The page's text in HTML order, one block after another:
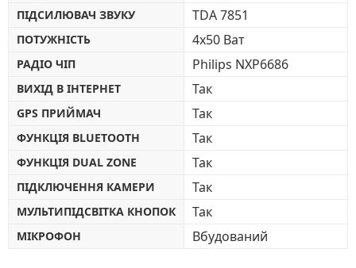
ПІДСИЛЮВАЧ ЗВУКУ TDA 7851
ПОТУЖНІСТЬ 4х50 Ват
РАДІО ЧІП Philips NXP6686
ВИХІД В ІНТЕРНЕТ Так
GPS ПРИЙМАЧ Так
ФУНКЦІЯ BLUETOOTH Так
ФУНКЦІЯ DUAL ZONE Так
ПІДКЛЮЧЕННЯ КАМЕРИ Так
МУЛЬТИПІДСВІТКА КНОПОК Так
МІКРОФОН Вбудований